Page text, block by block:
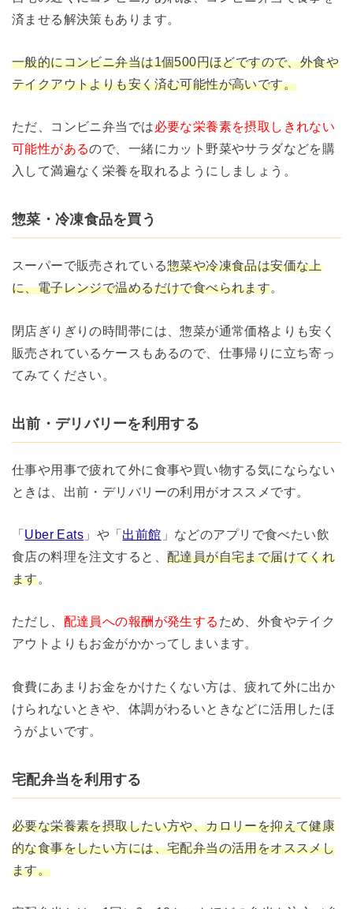
済ませる解決策もあります。
一般的にコンビニ弁当は1個500円ほどですので、外食や
テイクアウトよりも安く済む可能性が高いです。
ただ、コンビニ弁当では必要な栄養素を摂取しきれない
可能性があるので、一緒にカット野菜やサラダなどを購
入して満遍なく栄養を取れるようにしましょう。
惣菜・冷凍食品を買う
スーパーで販売されている惣菜や冷凍食品は安価な上
に、電子レンジで温めるだけで食べられます。
閉店ぎりぎりの時間帯には、惣菜が通常価格よりも安く
販売されているケースもあるので、仕事帰りに立ち寄っ
てみてください。
出前・デリバリーを利用する
仕事や用事で疲れて外に食事や買い物する気にならない
ときは、出前・デリバリーの利用がオススメです。
「Uber Eats 」や「出前館 」などのアプリで食べたい飲
食店の料理を注文すると、 配達員が自宅まで届けてくれ
ます。
ただし、 配達員への報酬が発生する ため、外食やテイク
アウトよりもお金がかかってしまいます。
食費にあまりお金をかけたくない方は、疲れて外に出か
けられないときや、体調がわるいときなどに活用したほ
うがよいです。
宅配弁当を利用する
必要な栄養素を摂取したい方や、カロリーを抑えて健康
的な食事をしたい方には、宅配弁当の活用をオススメし
ます。